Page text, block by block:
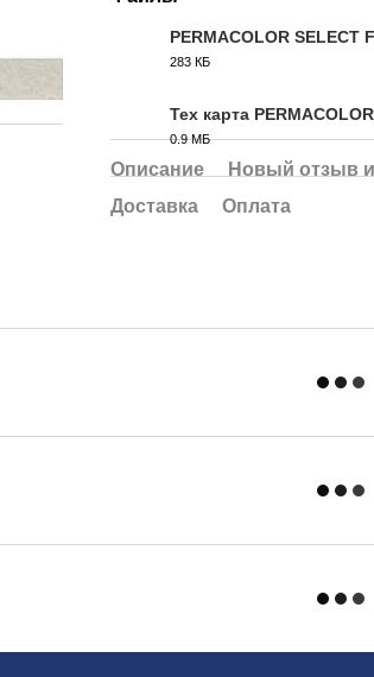
PERMACOLOR SELECT
283 КБ
Тех карта
0.9 МБ
Описание
Новый отзыв
Доставка
Оплата